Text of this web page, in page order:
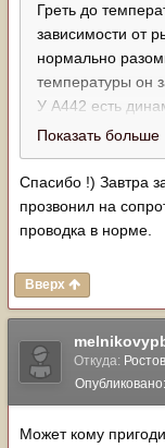
Греть до
зависимости от
нормально
температуры он
У A442 есть
корпуса
Показать больше
Спасибо !) Завтра
прозвонил на
проводка в норме.
Вверх
Откуда: Ростов
Опубликовано:
Может кому